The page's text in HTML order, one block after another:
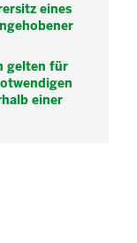
eines
gelten für
einer